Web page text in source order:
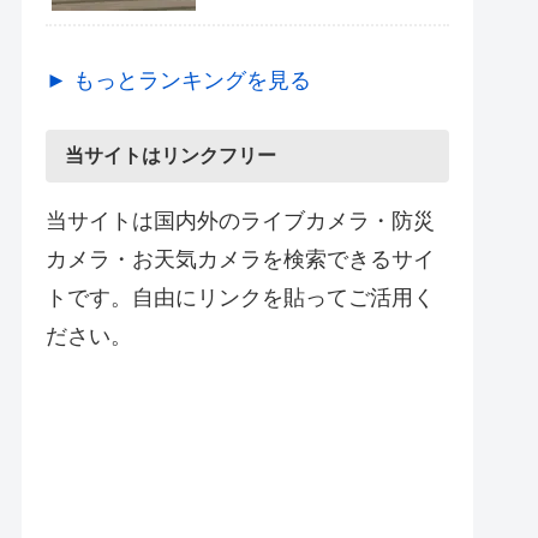
► もっとランキングを見る
当サイトはリンクフリー
当サイトは国内外のライブカメラ・防災
カメラ・お天気カメラを検索できるサイ
トです。自由にリンクを貼ってご活用く
ださい。